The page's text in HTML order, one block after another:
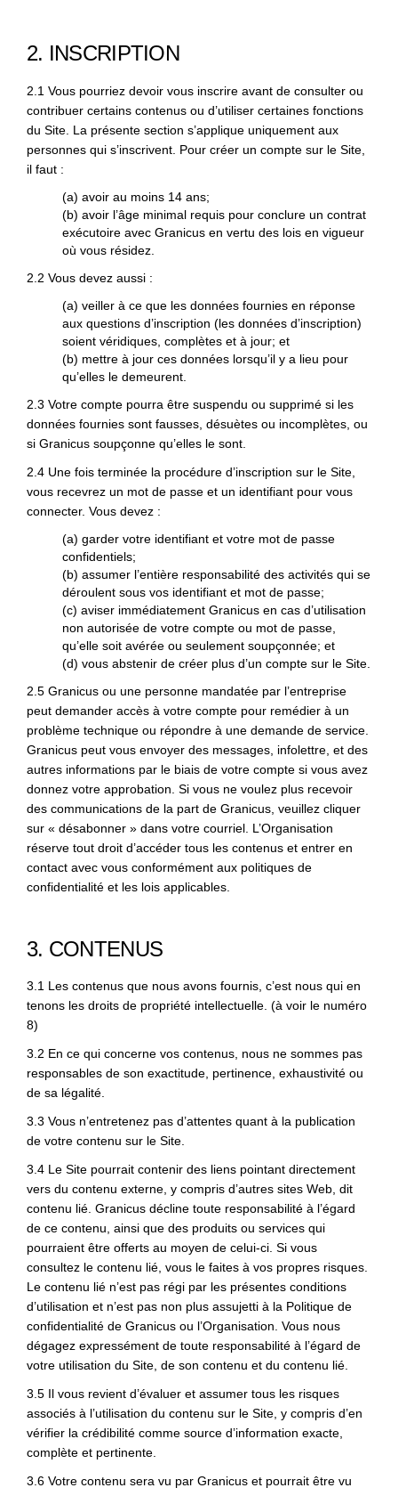
2. INSCRIPTION
2.1 Vous pourriez devoir vous inscrire avant de consulter ou
contribuer certains contenus ou d’utiliser certaines fonctions
du Site. La présente section s’applique uniquement aux
personnes qui s’inscrivent. Pour créer un compte sur le Site,
il faut :
(a) avoir au moins 14 ans;
(b) avoir l’âge minimal requis pour conclure un contrat
exécutoire avec Granicus en vertu des lois en vigueur
où vous résidez.
2.2 Vous devez aussi :
(a) veiller à ce que les données fournies en réponse
aux questions d’inscription (les données d’inscription)
soient véridiques, complètes et à jour; et
(b) mettre à jour ces données lorsqu’il y a lieu pour
qu’elles le demeurent.
2.3 Votre compte pourra être suspendu ou supprimé si les
données fournies sont fausses, désuètes ou incomplètes, ou
si Granicus soupçonne qu’elles le sont.
2.4 Une fois terminée la procédure d’inscription sur le Site,
vous recevrez un mot de passe et un identifiant pour vous
connecter. Vous devez :
(a) garder votre identifiant et votre mot de passe
confidentiels;
(b) assumer l’entière responsabilité des activités qui se
déroulent sous vos identifiant et mot de passe;
(c) aviser immédiatement Granicus en cas d’utilisation
non autorisée de votre compte ou mot de passe,
qu’elle soit avérée ou seulement soupçonnée; et
(d) vous abstenir de créer plus d’un compte sur le Site.
2.5 Granicus ou une personne mandatée par l’entreprise
peut demander accès à votre compte pour remédier à un
problème technique ou répondre à une demande de service.
Granicus peut vous envoyer des messages, infolettre, et des
autres informations par le biais de votre compte si vous avez
donnez votre approbation. Si vous ne voulez plus recevoir
des communications de la part de Granicus, veuillez cliquer
sur « désabonner » dans votre courriel. L’Organisation
réserve tout droit d’accéder tous les contenus et entrer en
contact avec vous conformément aux politiques de
confidentialité et les lois applicables.
3. CONTENUS
3.1 Les contenus que nous avons fournis, c’est nous qui en
tenons les droits de propriété intellectuelle. (à voir le numéro
8)
3.2 En ce qui concerne vos contenus, nous ne sommes pas
responsables de son exactitude, pertinence, exhaustivité ou
de sa légalité.
3.3 Vous n’entretenez pas d’attentes quant à la publication
de votre contenu sur le Site.
3.4 Le Site pourrait contenir des liens pointant directement
vers du contenu externe, y compris d’autres sites Web, dit
contenu lié. Granicus décline toute responsabilité à l’égard
de ce contenu, ainsi que des produits ou services qui
pourraient être offerts au moyen de celui-ci. Si vous
consultez le contenu lié, vous le faites à vos propres risques.
Le contenu lié n’est pas régi par les présentes conditions
d’utilisation et n’est pas non plus assujetti à la Politique de
confidentialité de Granicus ou l’Organisation. Vous nous
dégagez expressément de toute responsabilité à l’égard de
votre utilisation du Site, de son contenu et du contenu lié.
3.5 Il vous revient d’évaluer et assumer tous les risques
associés à l’utilisation du contenu sur le Site, y compris d’en
vérifier la crédibilité comme source d’information exacte,
complète et pertinente.
3.6 Votre contenu sera vu par Granicus et pourrait être vu